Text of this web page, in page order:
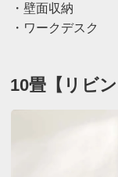
・壁面収納
・ワークデスク
10畳【リビ